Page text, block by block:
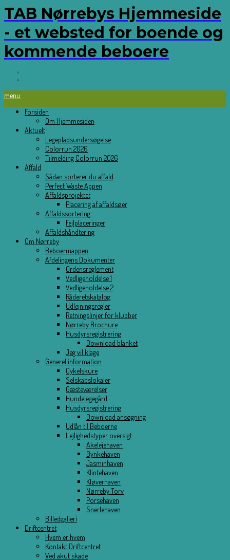
TAB Nørrebys Hjemmeside
- et websted for boende og
kommende beboere
menu
Forsiden
Om Hjemmesiden
Aktuelt
Legepladsundersøgelse
Colorrun 2026
Tilmelding Colorrun 2026
Affald
Sådan sorterer du affald
Perfect Waste Appen
Affaldsprojektet
Placering af affaldsøer
Affaldssortering
Fejlplaceringer
Affaldshåndtering
Om Nørreby
Beboermappen
Afdelingens Dokumenter
Ordensreglement
Vedligeholdelse 1
Vedligeholdelse 2
Råderetskatalog
Udlejningsregler
Retningslinjer for klubber
Nørreby Brochure
Husdyrsregistrering
Download blanket
Jeg vil klage
Generel information
Cykelskure
Selskabslokaler
Gæsteværelser
Hundelegegård
Husdyrsregistrering
Download ansøgning
Udlån til Beboerne
Lejlighedstyper oversigt
Akelejehaven
Bynkehaven
Jasminhaven
Klintehaven
Kløverhaven
Nørreby Torv
Porsehaven
Snerlehaven
Billedgalleri
Driftcentret
Hvem er hvem
Kontakt Driftcentret
Ved akut skade